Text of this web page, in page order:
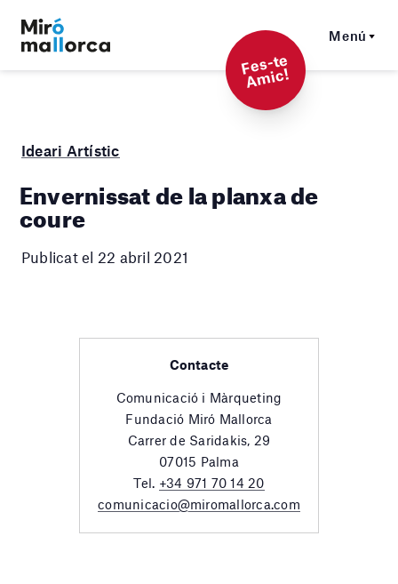
Menú
F
es-t
e
A
mi
c!
Ideari Artístic
Envernissat de la planxa de
coure
Publicat el 22 abril 2021
Contacte
Comunicació i Màrqueting
Fundació Miró Mallorca
Carrer de Saridakis, 29
07015 Palma
Tel. +34 971 70 14 20
comunicacio@miromallorca.com